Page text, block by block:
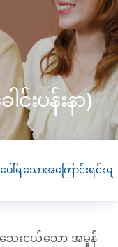
င်းပန်းနာ)
ပေါ်ရသောအကြောင်းရင်းမျ
ေးငယ်သော အမှုန်